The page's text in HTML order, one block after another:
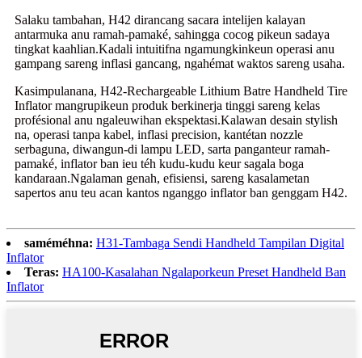
Salaku tambahan, H42 dirancang sacara intelijen kalayan
antarmuka anu ramah-pamaké, sahingga cocog pikeun sadaya
tingkat kaahlian.Kadali intuitifna ngamungkinkeun operasi anu
gampang sareng inflasi gancang, ngahémat waktos sareng usaha.
Kasimpulanana, H42-Rechargeable Lithium Batre Handheld Tire
Inflator mangrupikeun produk berkinerja tinggi sareng kelas
profésional anu ngaleuwihan ekspektasi.Kalawan desain stylish
na, operasi tanpa kabel, inflasi precision, kantétan nozzle
serbaguna, diwangun-di lampu LED, sarta panganteur ramah-
pamaké, inflator ban ieu téh kudu-kudu keur sagala boga
kandaraan.Ngalaman genah, efisiensi, sareng kasalametan
sapertos anu teu acan kantos nganggo inflator ban genggam H42.
saméméhna: H31-Tambaga Sendi Handheld Tampilan Digital
Inflator
Teras: HA100-Kasalahan Ngalaporkeun Preset Handheld Ban
Inflator